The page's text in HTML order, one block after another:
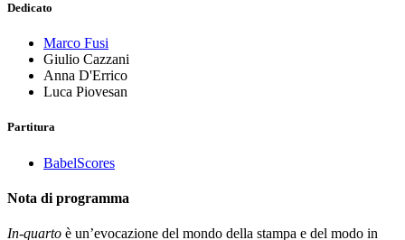
Dedicato
Marco Fusi
Giulio Cazzani
Anna D'Errico
Luca Piovesan
Partitura
BabelScores
Nota di programma
In-quarto è un’evocazione del mondo della stampa e del modo in